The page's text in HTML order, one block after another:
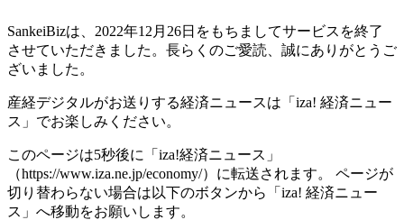
SankeiBizは、2022年12月26日をもちましてサービスを終了
させていただきました。長らくのご愛読、誠にありがとうご
ざいました。
産経デジタルがお送りする経済ニュースは「iza! 経済ニュー
ス」でお楽しみください。
このページは5秒後に「iza!経済ニュース」
（https://www.iza.ne.jp/economy/）に転送されます。 ページが
切り替わらない場合は以下のボタンから「iza! 経済ニュー
ス」へ移動をお願いします。